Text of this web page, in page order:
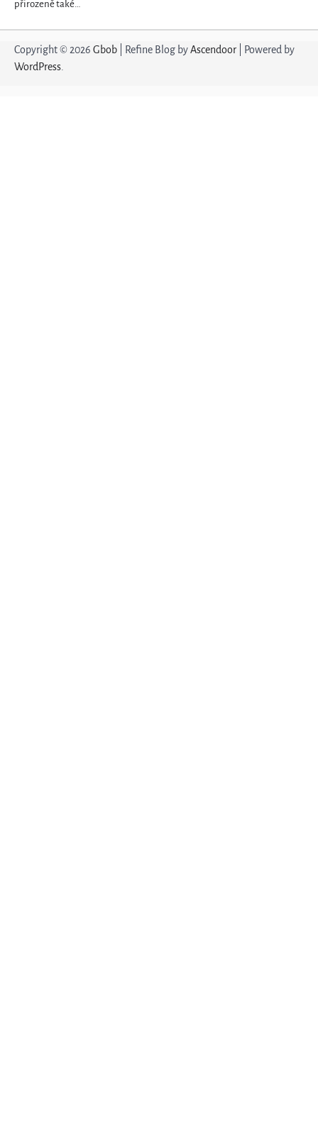
přirozeně také…
Copyright © 2026 Gbob | Refine Blog byAscendoor | Powered by
WordPress.